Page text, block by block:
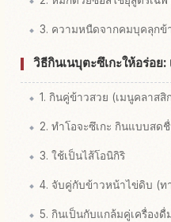
3. ความหนืดจากคมบุคลุกข้
วิธีกินเนบุตะซึเกะให้อร่อ
1. กินคู่ข้าวสวย (เมนูคลาสสิ
2. ทำโอจะซึเกะ กินแบบสด
3. ใช้เป็นไส้โอนิกิริ
4. จับคู่กับข้าวหน้าไข่ดิบ (ท
5. กินเป็นกับแกล้มคู่เครื่องดื่